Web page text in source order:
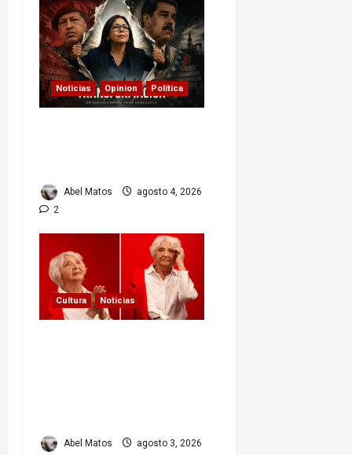
Noticias Opinion Política
Abel Matos
agosto 4, 2026
2
Cultura Noticias
Abel Matos
agosto 3, 2026